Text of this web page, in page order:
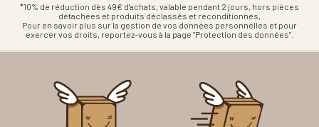
*10% de réduction dès 49€ d'achats, valable pendant 2 jours, hors pièces
détachées et produits déclassés et reconditionnés,
Pour en savoir plus sur la gestion de vos données personnelles et pour
exercer vos droits, reportez-vous à la page "Protection des données".